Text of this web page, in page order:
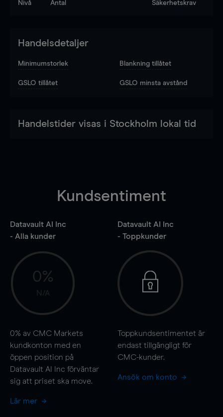
Nivå Antal Säkerhetskrav
Handelsdetaljer
Minimumstorlek Blankning tillåtet
GSLO tillåtet GSLO minsta avstånd
Handelstider visas i Stockholm lokal tid
Kundsentiment
Datavault AI Inc
- Alla kunder
0%
N/A
0% av CMC Markets
kundkonton med en
öppen position på
Datavault AI Inc förväntar
sig att priset ska move.
Lär mer
Datavault AI Inc
- Toppkunder
Toppkundsentimentet är
endast tillgängligt för
CMC-kunder.
Ansök om konto